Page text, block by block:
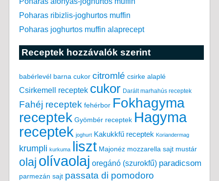
Poharas ribizlis-joghurtos muffin
Poharas joghurtos muffin alaprecept
Receptek hozzávalók szerint
babérlevél barna cukor citromlé csirke alaplé
Csirkemell receptek cukor Darált marhahús receptek
Fahéj receptek fehérbor Fokhagyma
receptek Gyömbér receptek Hagyma
receptek joghurt Kakukkfű receptek Koriandermag
krumpli kurkuma liszt Majonéz mozzarella sajt mustár
olaj olívaolaj oregánó (szurokfű) paradicsom
parmezán sajt passata di pomodoro